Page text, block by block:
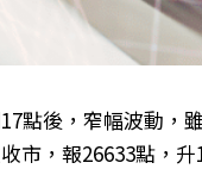
點後，窄幅波動，
市，報26633點，